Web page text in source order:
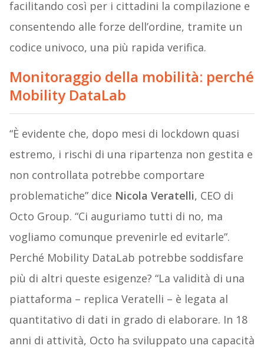
facilitando così per i cittadini la compilazione e
consentendo alle forze dell’ordine, tramite un
codice univoco, una più rapida verifica.
Monitoraggio della mobilità: perché
Mobility DataLab
“È evidente che, dopo mesi di lockdown quasi
estremo, i rischi di una ripartenza non gestita e
non controllata potrebbe comportare
problematiche” dice Nicola Veratelli, CEO di
Octo Group. “Ci auguriamo tutti di no, ma
vogliamo comunque prevenirle ed evitarle”.
Perché Mobility DataLab potrebbe soddisfare
più di altri queste esigenze? “La validità di una
piattaforma – replica Veratelli – è legata al
quantitativo di dati in grado di elaborare. In 18
anni di attività, Octo ha sviluppato una capacità